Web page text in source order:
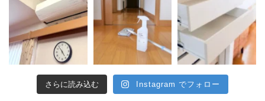
さらに読み込む Instagram でフォロー